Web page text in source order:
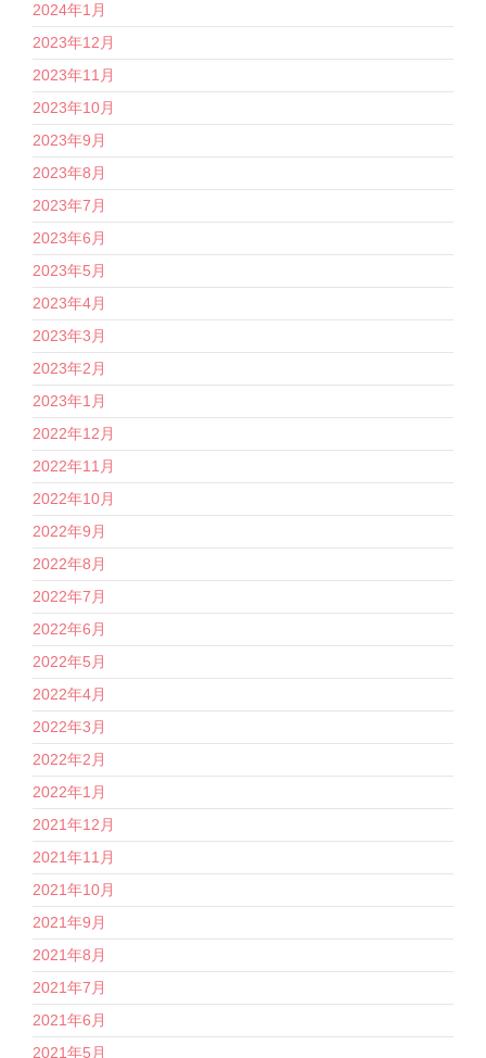
2024年1月
2023年12月
2023年11月
2023年10月
2023年9月
2023年8月
2023年7月
2023年6月
2023年5月
2023年4月
2023年3月
2023年2月
2023年1月
2022年12月
2022年11月
2022年10月
2022年9月
2022年8月
2022年7月
2022年6月
2022年5月
2022年4月
2022年3月
2022年2月
2022年1月
2021年12月
2021年11月
2021年10月
2021年9月
2021年8月
2021年7月
2021年6月
2021年5月